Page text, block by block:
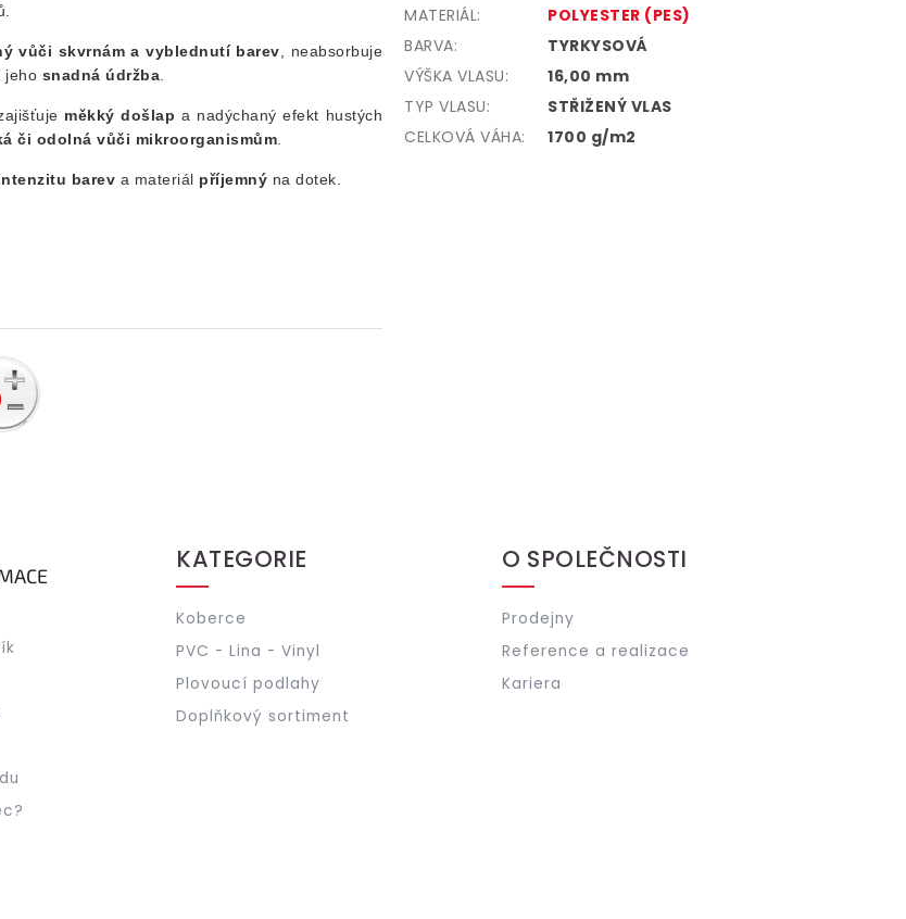
vůči skvrnám a vyblednutí barev , neabsorbuje
jeho snadná údržba
měkký došlap a nadýchaný efekt hustých
či odolná vůči mikroorganismům
barev a materiál příjemný na dotek.
MATERIÁL:
POLYESTER (PES)
BARVA:
TYRKYSOVÁ
VÝŠKA VLASU:
16,00 mm
TYP VLASU:
STŘIŽENÝ VLAS
CELKOVÁ VÁHA: 1700 g/m2
KATEGORIE
Koberce
PVC - Lina - Vinyl
Plovoucí podlahy
Doplňkový sortiment
O SPOLEČNOSTI
Prodejny
Reference a realizace
Kariera